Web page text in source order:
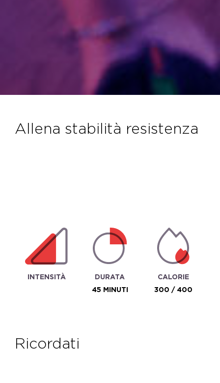
allena stabilità resistenza
INTENSITÀ
DURATA
45 MINUTI
CALORIE
300 / 400
ricordati